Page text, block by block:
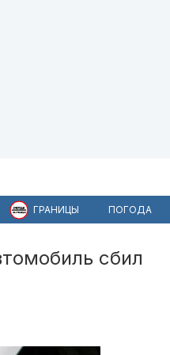
ГРАНИЦЫ ПОГОДА
сбил